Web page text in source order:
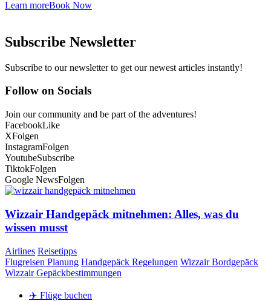
Learn moreBook Now
Subscribe Newsletter
Subscribe to our newsletter to get our newest articles instantly!
Follow on Socials
Join our community and be part of the adventures!
FacebookLike
XFolgen
InstagramFolgen
YoutubeSubscribe
TiktokFolgen
Google NewsFolgen
Wizzair Handgepäck mitnehmen: Alles, was du
wissen musst
Airlines Reisetipps
Flugreisen Planung Handgepäck Regelungen Wizzair Bordgepäck
Wizzair Gepäckbestimmungen
✈️ Flüge buchen